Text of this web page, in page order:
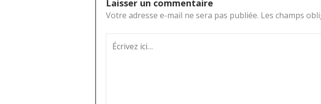
Laisser un commentaire
Votre adresse e-mail ne sera pas publiée. Les champs
Écrivez
ici…